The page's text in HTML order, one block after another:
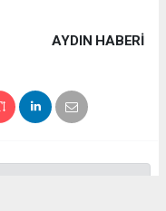
AYDIN HABERİ